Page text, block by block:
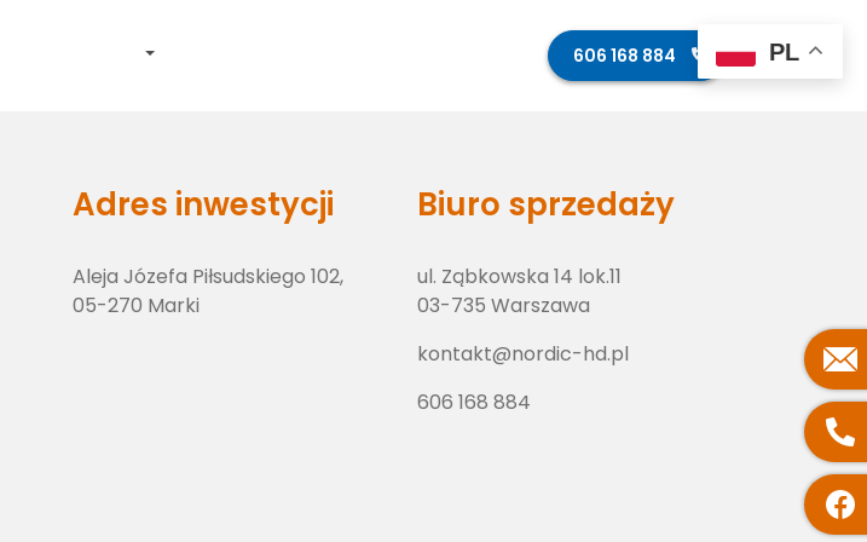
606 168 884
Adres inwestycji
Aleja Józefa Piłsudskiego 102,
05-270 Marki
Biuro sprzedaży
ul. Ząbkowska 14 lok.11
03-735 Warszawa
kontakt@nordic-hd.pl
606 168 884
PL